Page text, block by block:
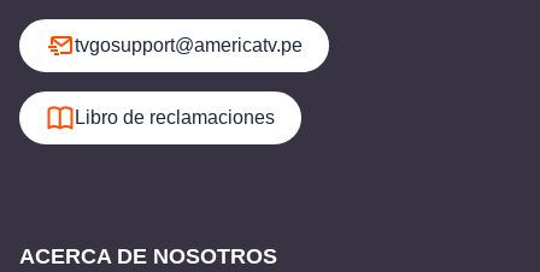
tvgosupport@americatv.pe
Libro de reclamaciones
ACERCA DE NOSOTROS